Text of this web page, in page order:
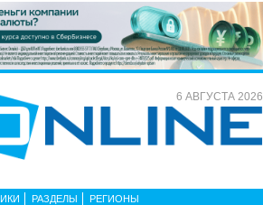
6 АВГУСТА 2026
РАЗДЕЛЫ РЕГИОНЫ